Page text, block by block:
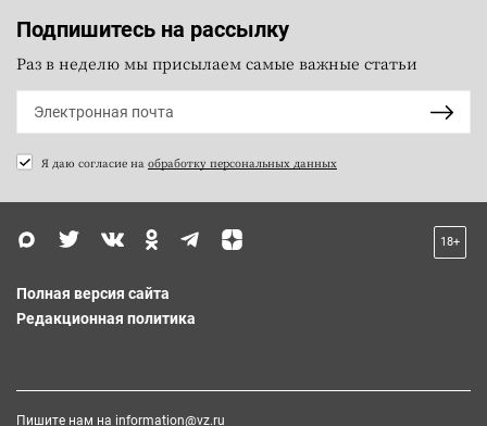
Подпишитесь на рассылку
Раз в неделю мы присылаем самые важные статьи
Я даю согласие на обработку персональных данных
18+
Полная версия сайта
Редакционная политика
Пишите нам на information@vz.ru